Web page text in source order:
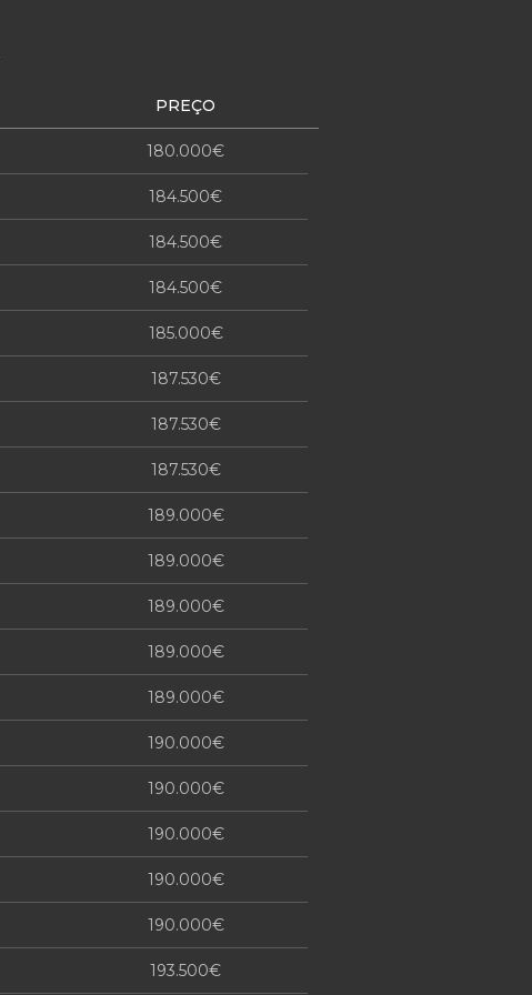
PREÇO
180.000€
184.500€
184.500€
184.500€
185.000€
187.530€
187.530€
187.530€
189.000€
189.000€
189.000€
189.000€
189.000€
190.000€
190.000€
190.000€
190.000€
190.000€
193.500€